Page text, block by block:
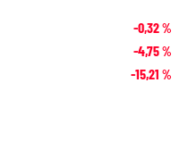
-0,32%
-4,75%
-15,21 %